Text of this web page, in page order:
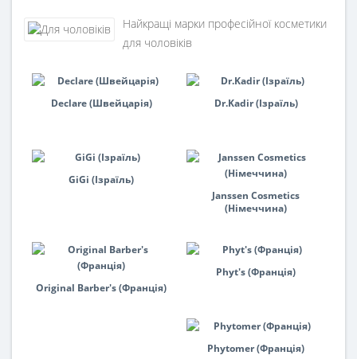
Найкращі марки професійної косметики
для чоловіків
Declare (Швейцарія) Dr.Kadir (Ізраїль)
GiGi (Ізраїль)
Janssen Cosmetics
(Німеччина)
Original Barber's (Франція)
Phyt's (Франція)
Phytomer (Франція)